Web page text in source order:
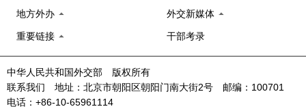
地方外办 外交新媒体
重要链接 干部考录
中华人民共和国外交部 版权所有
联系我们 地址：北京市朝阳区朝阳门南大街2号 邮编：100701
电话：+86-10-65961114